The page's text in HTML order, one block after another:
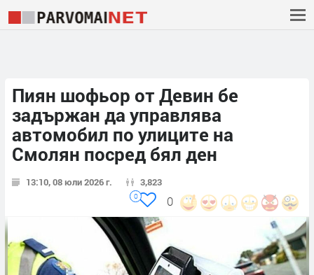
Пиян шофьор от Девин бе
задържан да управлява
автомобил по улиците на
Смолян посред бял ден
13:10, 08 юли 2026 г. 3,823
0
0